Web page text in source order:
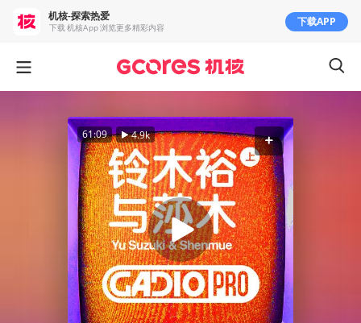
61:09 4.9k
机核-探索热爱
下载 机核App 浏览更多精彩内容 下载APP